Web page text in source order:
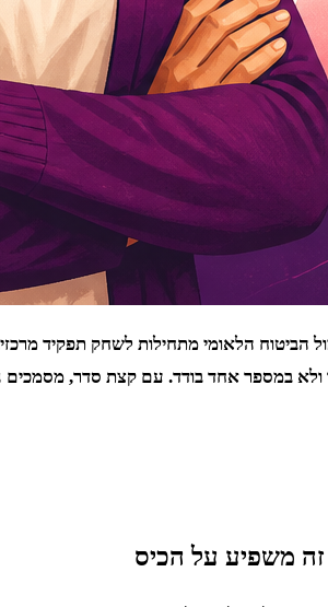
הביטוח הלאומי מתחילות לשחק תפקיד
במספר אחד בודד. עם קצת סדר,
זה משפיע על הכיס